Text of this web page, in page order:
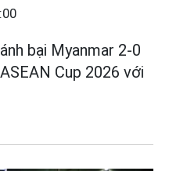
bại Myanmar 2-0
Cup 2026 với